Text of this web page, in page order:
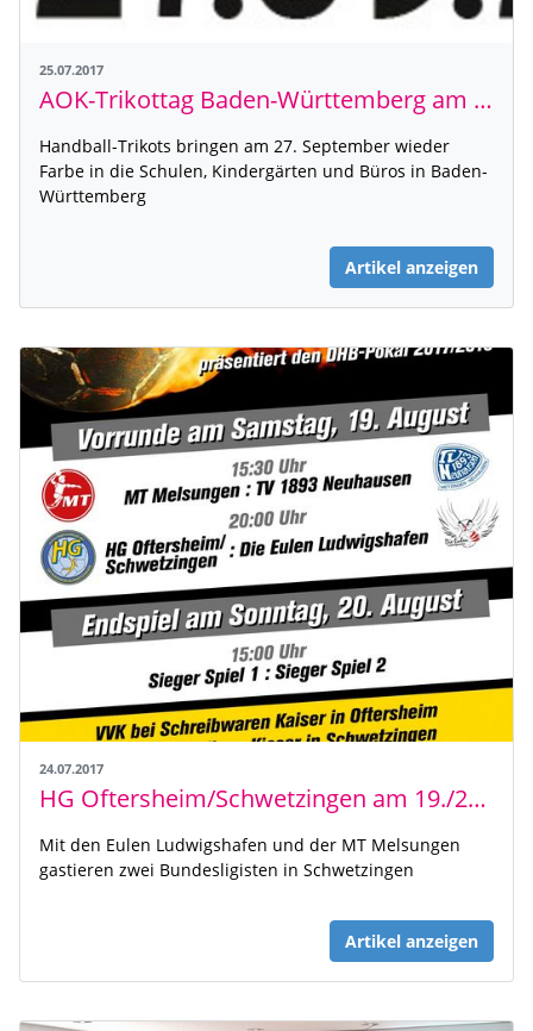
25.07.2017
AOK-Trikottag Baden-Württemberg am 27.09.2017
Handball-Trikots bringen am 27. September wieder
Farbe in die Schulen, Kindergärten und Büros in Baden-
Württemberg
Artikel anzeigen
24.07.2017
HG Oftersheim/Schwetzingen am 19./20.08. Ausrichter eines DHB-Pokal „First-Four“
Mit den Eulen Ludwigshafen und der MT Melsungen
gastieren zwei Bundesligisten in Schwetzingen
Artikel anzeigen